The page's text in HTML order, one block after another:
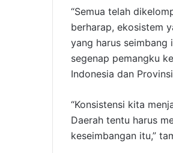
“Semua telah
berharap, ekosistem
yang harus seimbang
segenap pemangku
Indonesia dan
“Konsistensi kita
Daerah tentu harus
keseimbangan itu,”